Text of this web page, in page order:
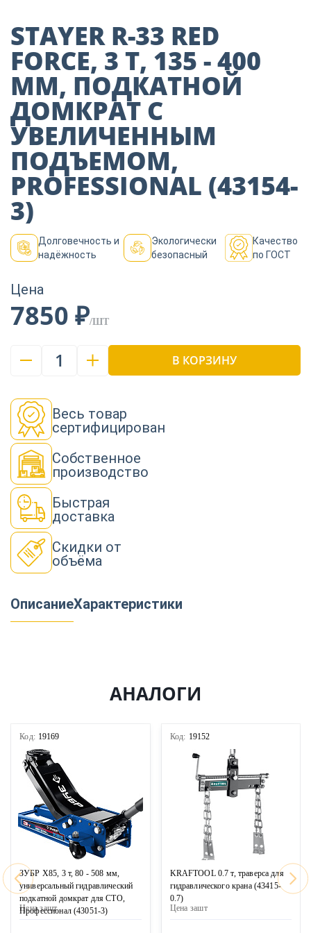
Декор
Изоляция
Инструменты
STAYER R-33 RED
FORCE, 3 Т, 135 - 400
ММ, ПОДКАТНОЙ
ДОМКРАТ С
УВЕЛИЧЕННЫМ
ПОДЪЕМОМ,
PROFESSIONAL (43154-
3)
Долговечность и
надёжность
Экологически
безопасный
Качество
по ГОСТ
Цена
7850 ₽/ШТ
1 В КОРЗИНУ
Весь товар
сертифицирован
Собственное
производство
Быстрая
доставка
Скидки от
объёма
ОписаниеХарактеристики
АНАЛОГИ
Код: 19169
ЗУБР X85, 3 т, 80 - 508 мм,
универсальный гидравлический
подкатной домкрат для СТО,
Профессионал (43051-3)
Цена зашт
Код: 19152
KRAFTOOL 0.7 т, траверса для
гидравлического крана (43415-
0.7)
Цена зашт